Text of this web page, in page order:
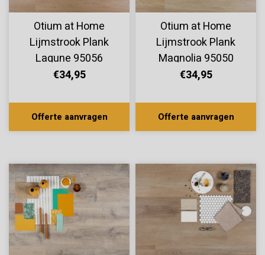
Otium at Home
Lijmstrook Plank
Lagune 95056
€34,95
Offerte aanvragen
Otium at Home
Lijmstrook Plank
Magnolia 95050
€34,95
Offerte aanvragen